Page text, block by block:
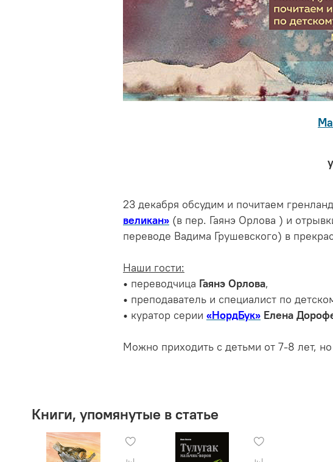
23 декабря обсудим и почитаем
великан» (в пер. Гаянэ Орлова ) и
переводе Вадима Грушевского) в
Наши гости:
• переводчица Гаянэ Орлова,
• преподаватель и специалист по
• куратор серии «НордБук» Елена
Можно приходить с детьми от 7-8 лет,
Книги, упомянутые в статье